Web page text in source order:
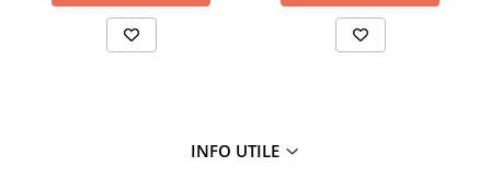
INFO UTILE